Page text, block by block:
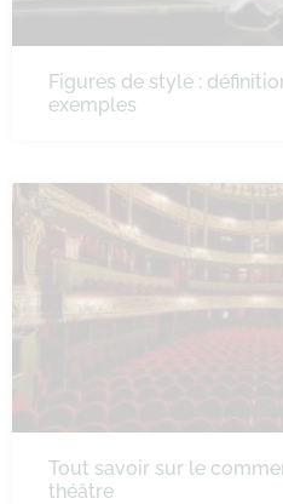
Figures de style :
exemples
Tout savoir sur le
théâtre